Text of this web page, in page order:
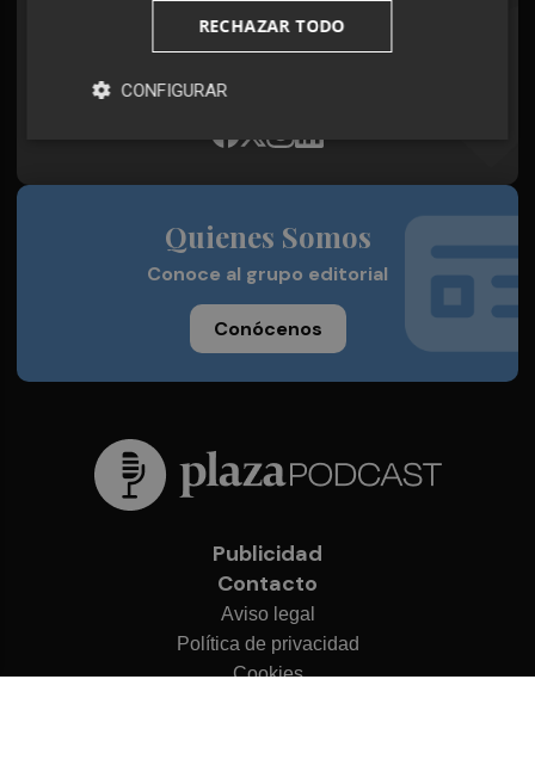
Síguenos en redes
Plaza Podcast, desde cualquier medio
Quienes Somos
Conoce al grupo editorial
Conócenos
Publicidad
Contacto
Aviso legal
Política de privacidad
Cookies
RECHAZAR TODO
CONFIGURAR